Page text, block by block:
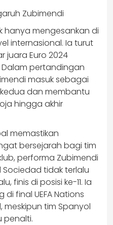
hanya mengesankan di
internasional. Ia turut
juara Euro 2024
pertandingan
masuk sebagai
dan membantu
hingga akhir
memastikan
bersejarah bagi tim
performa Zubimendi
Sociedad tidak terlalu
finis di posisi ke-11. Ia
final UEFA Nations
meskipun tim Spanyol
penalti.